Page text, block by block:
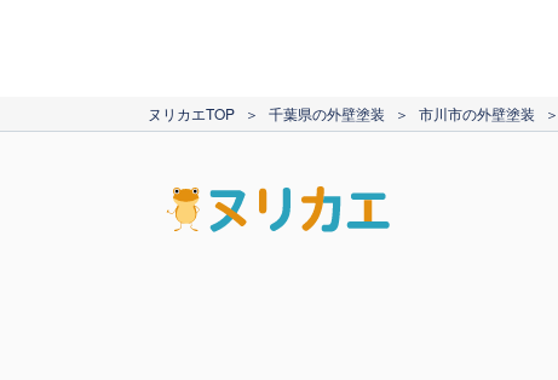
ヌリカエTOP ＞ 千葉県の外壁塗装 ＞ 市川市の外壁塗装 ＞